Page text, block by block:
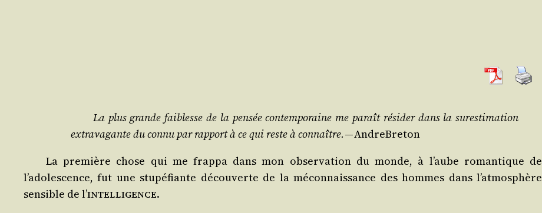
La plus grande fai­blesse de la pen­sée contem­po­raine me paraît rési­der dans la sur­es­ti­ma­tion
extra­va­gante du connu par rap­port à ce qui reste à connaître.— AndreBreton
La pre­mière chose qui me frap­pa dans mon obser­va­tion du monde, à l’aube roman­tique de
l’adolescence, fut une stu­pé­fiante décou­verte de la mécon­nais­sance des hommes dans l’atmosphère
sen­sible de l’intel­li­gence.